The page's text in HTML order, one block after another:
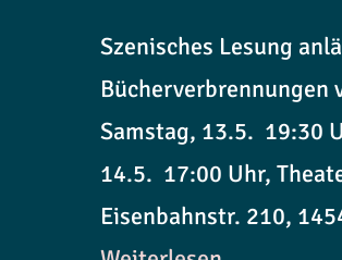
Szenisches Lesung
Bücherverbrennungen
Samstag, 13.5. 19:30
14.5. 17:00 Uhr,
Eisenbahnstr. 210,